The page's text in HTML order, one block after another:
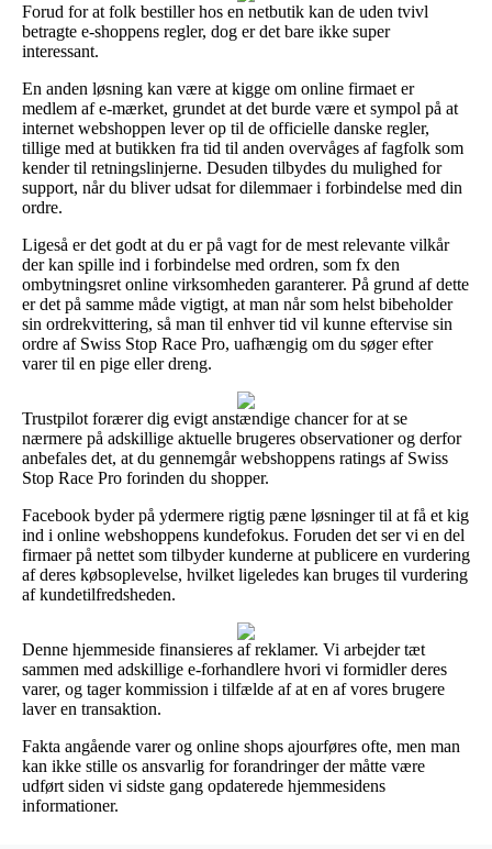
Forud for at folk bestiller hos en netbutik kan de uden tvivl
betragte e-shoppens regler, dog er det bare ikke super
interessant.
En anden løsning kan være at kigge om online firmaet er
medlem af e-mærket, grundet at det burde være et sympol på at
internet webshoppen lever op til de officielle danske regler,
tillige med at butikken fra tid til anden overvåges af fagfolk som
kender til retningslinjerne. Desuden tilbydes du mulighed for
support, når du bliver udsat for dilemmaer i forbindelse med din
ordre.
Ligeså er det godt at du er på vagt for de mest relevante vilkår
der kan spille ind i forbindelse med ordren, som fx den
ombytningsret online virksomheden garanterer. På grund af dette
er det på samme måde vigtigt, at man når som helst bibeholder
sin ordrekvittering, så man til enhver tid vil kunne eftervise sin
ordre af Swiss Stop Race Pro, uafhængig om du søger efter
varer til en pige eller dreng.
Trustpilot forærer dig evigt anstændige chancer for at se
nærmere på adskillige aktuelle brugeres observationer og derfor
anbefales det, at du gennemgår webshoppens ratings af Swiss
Stop Race Pro forinden du shopper.
Facebook byder på ydermere rigtig pæne løsninger til at få et kig
ind i online webshoppens kundefokus. Foruden det ser vi en del
firmaer på nettet som tilbyder kunderne at publicere en vurdering
af deres købsoplevelse, hvilket ligeledes kan bruges til vurdering
af kundetilfredsheden.
Denne hjemmeside finansieres af reklamer. Vi arbejder tæt
sammen med adskillige e-forhandlere hvori vi formidler deres
varer, og tager kommission i tilfælde af at en af vores brugere
laver en transaktion.
Fakta angående varer og online shops ajourføres ofte, men man
kan ikke stille os ansvarlig for forandringer der måtte være
udført siden vi sidste gang opdaterede hjemmesidens
informationer.